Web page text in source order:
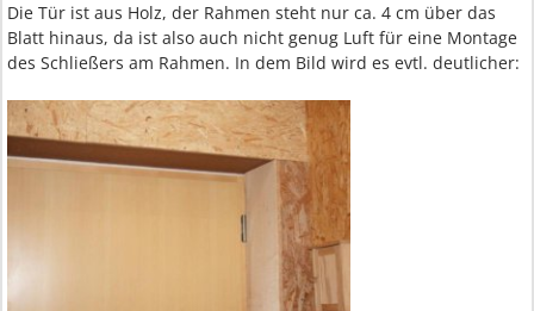
Die Tür ist aus Holz, der Rahmen steht nur ca. 4 cm über das
Blatt hinaus, da ist also auch nicht genug Luft für eine Montage
des Schließers am Rahmen. In dem Bild wird es evtl. deutlicher: